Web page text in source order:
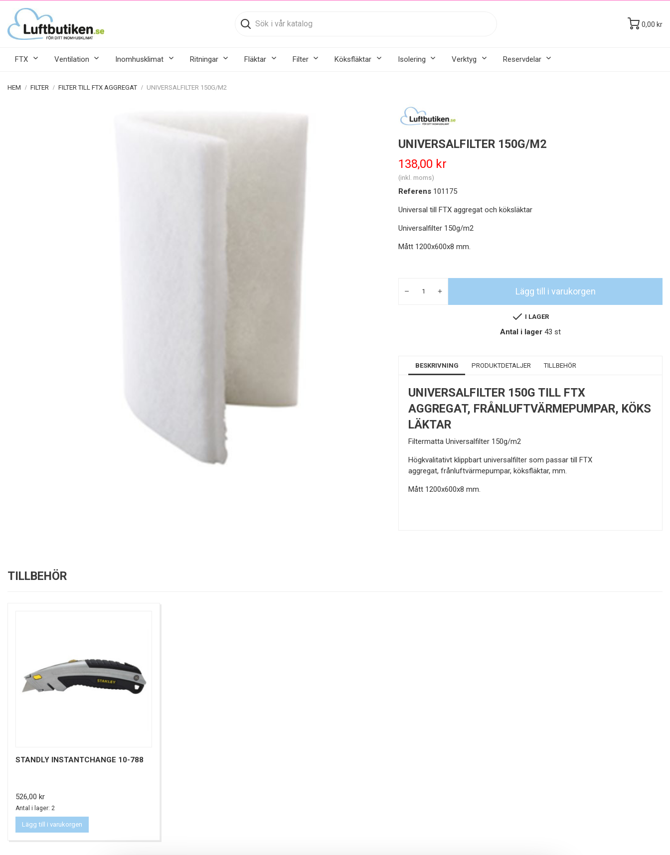
0,00 kr
FTX Ventilation Inomhusklimat Ritningar Fläktar Filter Köksfläktar Isolering Verktyg Reservdelar
HEM FILTER FILTER TILL FTX AGGREGAT UNIVERSALFILTER 150G/M2
UNIVERSALFILTER 150G/M2
138,00 kr
(inkl. moms)
Referens 101175
Universal till FTX aggregat och köksläktar
Universalfilter 150g/m2
Mått 1200x600x8 mm.
Lägg till i varukorgen
I LAGER
Antal i lager 43 st
BESKRIVNING PRODUKTDETALJER TILLBEHÖR
UNIVERSALFILTER 150G TILL FTX
AGGREGAT, FRÅNLUFTVÄRMEPUMPAR, KÖKS
LÄKTAR
Filtermatta Universalfilter 150g/m2
Högkvalitativt klippbart universalfilter som passar till FTX
aggregat, frånluftvärmepumpar, köksfläktar, mm.
Mått 1200x600x8 mm.
TILLBEHÖR
STANDLY INSTANTCHANGE 10-788
Pris
526,00 kr
Antal i lager: 2
Lägg till i varukorgen